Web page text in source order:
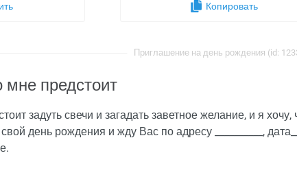
Копировать
Приглашение на день рождения (id:
предстоит
задуть свечи и загадать заветное желание, и я
день рождения и жду Вас по адресу __________,